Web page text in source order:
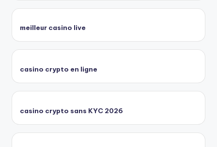
meilleur casino live
casino crypto en ligne
casino crypto sans KYC 2026